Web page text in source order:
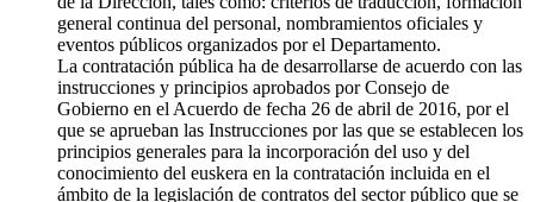
general continua del personal, nombramientos oficiales y
eventos públicos organizados por el Departamento.
La contratación pública ha de desarrollarse de acuerdo con las
instrucciones y principios aprobados por Consejo de
Gobierno en el Acuerdo de fecha 26 de abril de 2016, por el
que se aprueban las Instrucciones por las que se establecen los
principios generales para la incorporación del uso y del
conocimiento del euskera en la contratación incluida en el
ámbito de la legislación de contratos del sector público que se